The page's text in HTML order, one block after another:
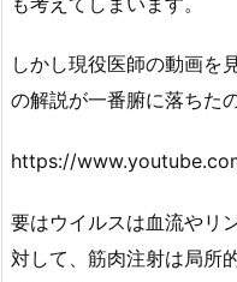
しかし現役医師の動画を
の解説が一番腑に落ちた
https://
要はウイルスは血流やリ
対して、筋肉注射は局所